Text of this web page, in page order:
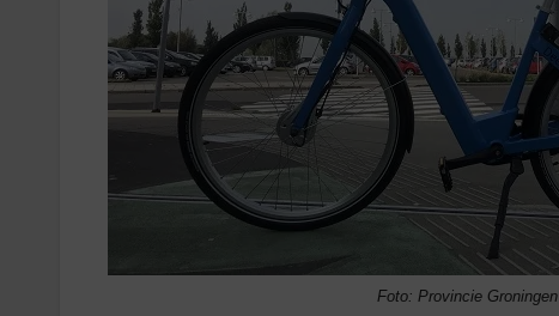
Foto: Provincie Groningen